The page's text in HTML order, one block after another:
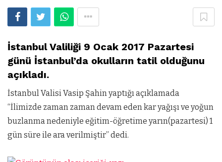
İstanbul Valiliği 9 Ocak 2017 Pazartesi
günü İstanbul’da okulların tatil olduğunu
açıkladı.
İstanbul Valisi Vasip Şahin yaptığı açıklamada
“İlimizde zaman zaman devam eden kar yağışı ve yoğun
buzlanma nedeniyle eğitim-öğretime yarın(pazartesi) 1
gün süre ile ara verilmiştir” dedi.